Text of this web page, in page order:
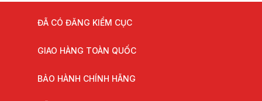
ĐÃ CÓ ĐĂNG KIỂM CỤC
GIAO HÀNG TOÀN QUỐC
BẢO HÀNH CHÍNH HÃNG